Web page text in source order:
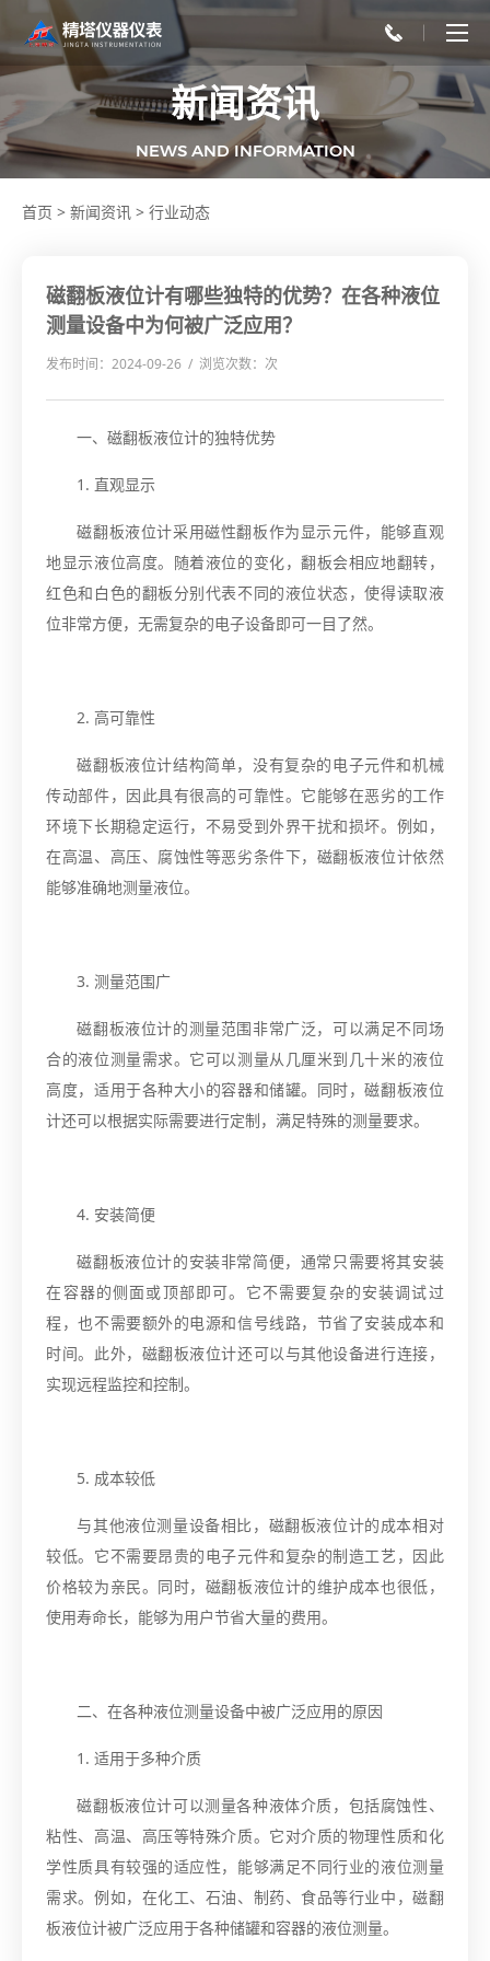
新闻资讯
NEWS AND INFORMATION
首页 > 新闻资讯 > 行业动态
磁翻板液位计有哪些独特的优势？在各种液位
测量设备中为何被广泛应用？
发布时间：2024-09-26 / 浏览次数： 次
一、磁翻板液位计的独特优势
1. 直观显示
磁翻板液位计采用磁性翻板作为显示元件，能够直观
地显示液位高度。随着液位的变化，翻板会相应地翻转，
红色和白色的翻板分别代表不同的液位状态，使得读取液
位非常方便，无需复杂的电子设备即可一目了然。
2. 高可靠性
磁翻板液位计结构简单，没有复杂的电子元件和机械
传动部件，因此具有很高的可靠性。它能够在恶劣的工作
环境下长期稳定运行，不易受到外界干扰和损坏。例如，
在高温、高压、腐蚀性等恶劣条件下，磁翻板液位计依然
能够准确地测量液位。
3. 测量范围广
磁翻板液位计的测量范围非常广泛，可以满足不同场
合的液位测量需求。它可以测量从几厘米到几十米的液位
高度，适用于各种大小的容器和储罐。同时，磁翻板液位
计还可以根据实际需要进行定制，满足特殊的测量要求。
4. 安装简便
磁翻板液位计的安装非常简便，通常只需要将其安装
在容器的侧面或顶部即可。它不需要复杂的安装调试过
程，也不需要额外的电源和信号线路，节省了安装成本和
时间。此外，磁翻板液位计还可以与其他设备进行连接，
实现远程监控和控制。
5. 成本较低
与其他液位测量设备相比，磁翻板液位计的成本相对
较低。它不需要昂贵的电子元件和复杂的制造工艺，因此
价格较为亲民。同时，磁翻板液位计的维护成本也很低，
使用寿命长，能够为用户节省大量的费用。
二、在各种液位测量设备中被广泛应用的原因
1. 适用于多种介质
磁翻板液位计可以测量各种液体介质，包括腐蚀性、
粘性、高温、高压等特殊介质。它对介质的物理性质和化
学性质具有较强的适应性，能够满足不同行业的液位测量
需求。例如，在化工、石油、制药、食品等行业中，磁翻
板液位计被广泛应用于各种储罐和容器的液位测量。